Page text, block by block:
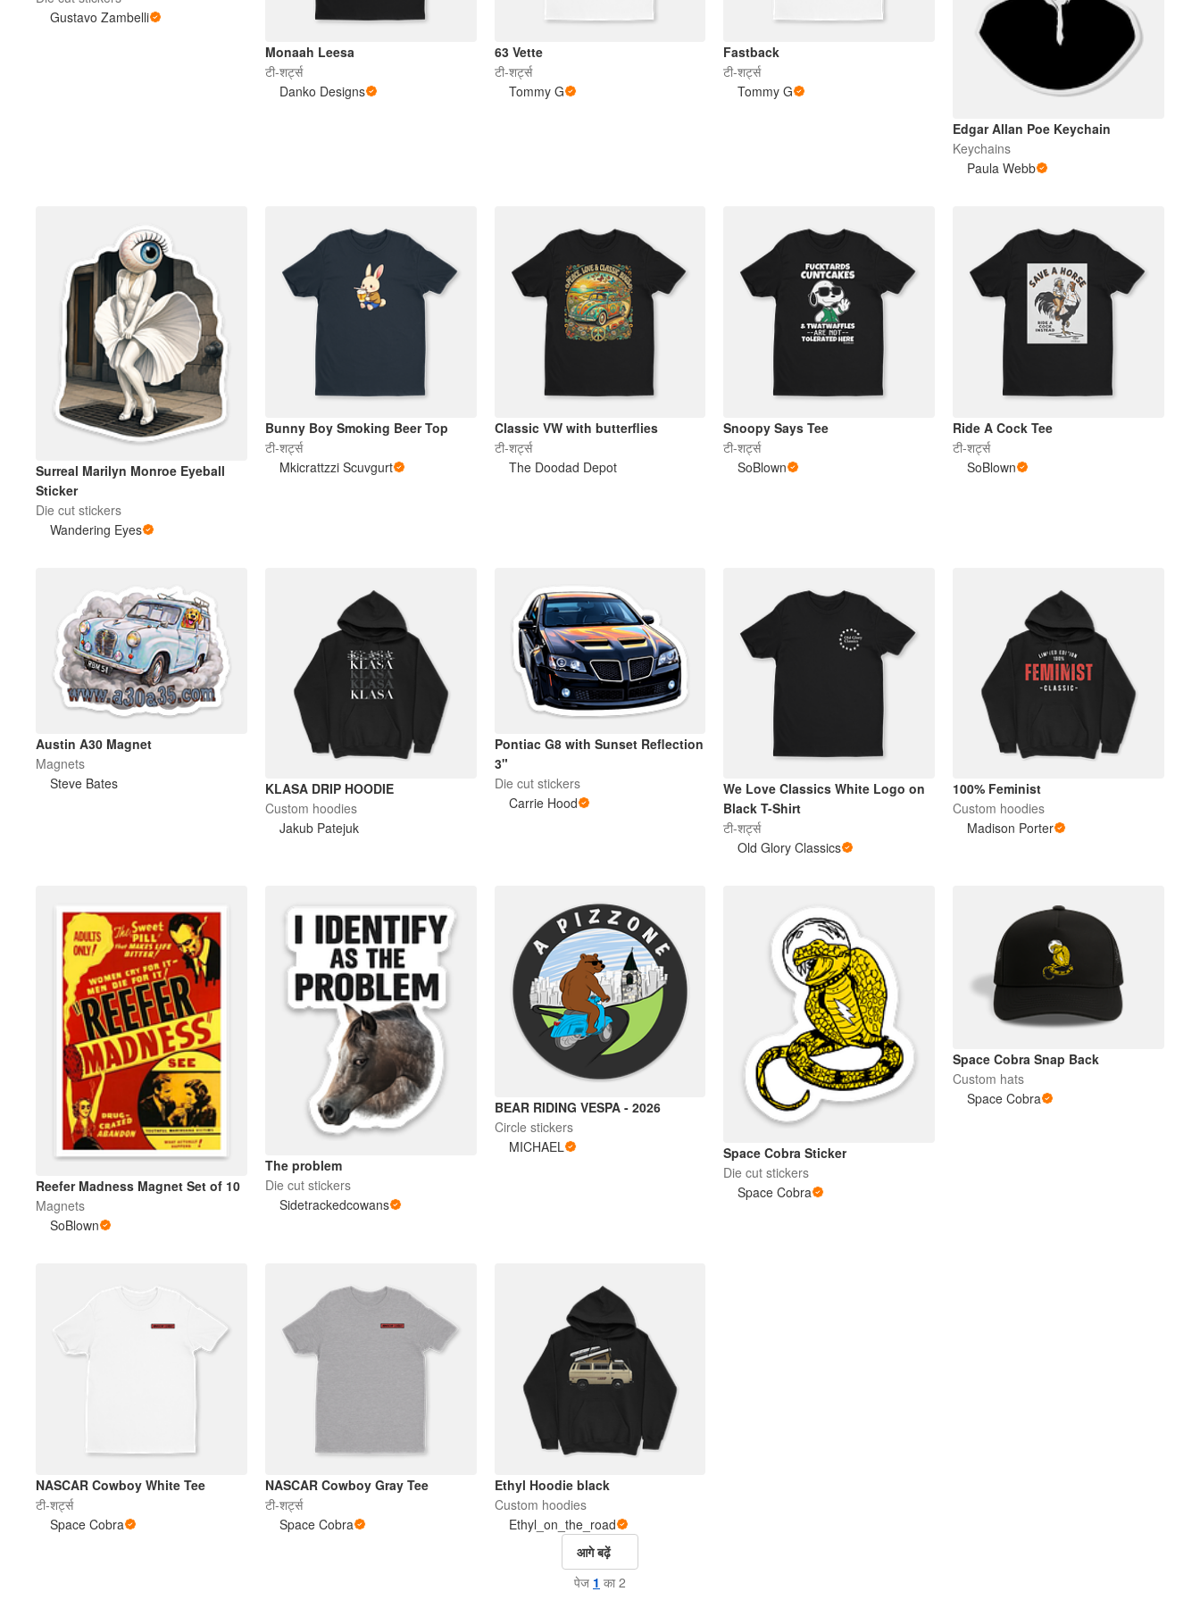
Gustavo Zambelli
Monaah Leesa
टी-शर्ट्स
Danko Designs
63 Vette
टी-शर्ट्स
Tommy G
Fastback
टी-शर्ट्स
Tommy G
Edgar Allan Poe Keychain
Keychains
Paula Webb
Surreal Marilyn Monroe Eyeball
Sticker
Die cut stickers
Wandering Eyes
Bunny Boy Smoking Beer Top
टी-शर्ट्स
Mkicrattzzi Scuvgurt
Classic VW with butterflies
टी-शर्ट्स
The Doodad Depot
Snoopy Says Tee
टी-शर्ट्स
SoBlown
Ride A Cock Tee
टी-शर्ट्स
SoBlown
Austin A30 Magnet
Magnets
Steve Bates
KLASA DRIP HOODIE
Custom hoodies
Jakub Patejuk
Pontiac G8 with Sunset Reflection
3"
Die cut stickers
Carrie Hood
We Love Classics White Logo on
Black T-Shirt
टी-शर्ट्स
Old Glory Classics
100% Feminist
Custom hoodies
Madison Porter
Reefer Madness Magnet Set of 10
Magnets
SoBlown
The problem
Die cut stickers
Sidetrackedcowans
BEAR RIDING VESPA - 2026
Circle stickers
MICHAEL
Space Cobra Sticker
Die cut stickers
Space Cobra
Space Cobra Snap Back
Custom hats
Space Cobra
NASCAR Cowboy White Tee
टी-शर्ट्स
Space Cobra
NASCAR Cowboy Gray Tee
टी-शर्ट्स
Space Cobra
Ethyl Hoodie black
Custom hoodies
Ethyl_on_the_road
आगे बढ़ें
पेज 1 का 2